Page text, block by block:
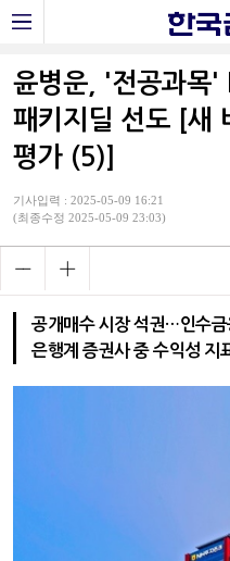
윤병운, '전공과목'
패키지딜 선도 [새
평가 (5)]
기사입력 : 2025-05-09 16:21
(최종수정 2025-05-09 23:03)
공개매수 시장 석권…인수금
은행계 증권사 중 수익성 지